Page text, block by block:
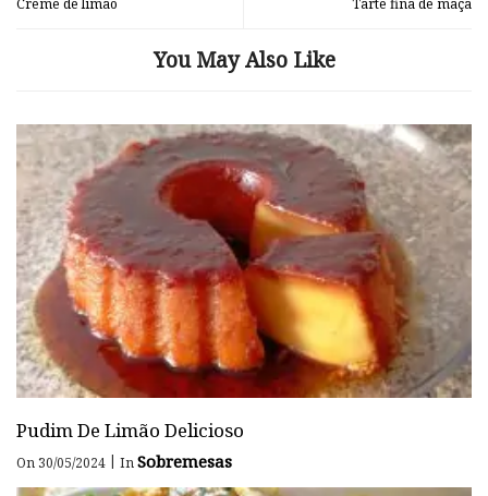
Creme de limão Tarte fina de maçã
You May Also Like
Pudim De Limão Delicioso
On 30/05/2024 | InSobremesas